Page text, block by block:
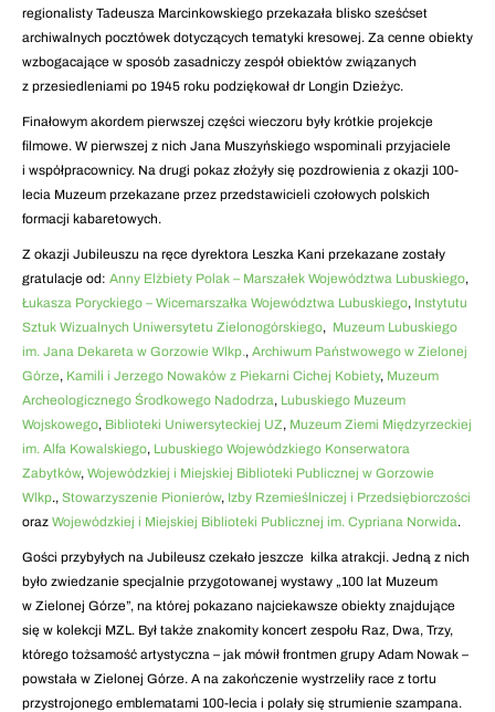
regionalisty Tadeusza Marcinkowskiego przekazała blisko sześćset
archiwalnych pocztówek dotyczących tematyki kresowej. Za cenne obiekty
wzbogacające w sposób zasadniczy zespół obiektów związanych
z przesiedleniami po 1945 roku podziękował dr Longin Dzieżyc.
Finałowym akordem pierwszej części wieczoru były krótkie projekcje
filmowe. W pierwszej z nich Jana Muszyńskiego wspominali przyjaciele
i współpracownicy. Na drugi pokaz złożyły się pozdrowienia z okazji 100-
lecia Muzeum przekazane przez przedstawicieli czołowych polskich
formacji kabaretowych.
Z okazji Jubileuszu na ręce dyrektora Leszka Kani przekazane zostały
gratulacje od: Anny Elżbiety Polak – Marszałek Województwa Lubuskiego,
Łukasza Poryckiego – Wicemarszałka Województwa Lubuskiego, Instytutu
Sztuk Wizualnych Uniwersytetu Zielonogórskiego, Muzeum Lubuskiego
im. Jana Dekareta w Gorzowie Wlkp., Archiwum Państwowego w Zielonej
Górze, Kamili i Jerzego Nowaków z Piekarni Cichej Kobiety, Muzeum
Archeologicznego Środkowego Nadodrza, Lubuskiego Muzeum
Wojskowego, Biblioteki Uniwersyteckiej UZ, Muzeum Ziemi Międzyrzeckiej
im. Alfa Kowalskiego, Lubuskiego Wojewódzkiego Konserwatora
Zabytków, Wojewódzkiej i Miejskiej Biblioteki Publicznej w Gorzowie
Wlkp., Stowarzyszenie Pionierów, Izby Rzemieślniczej i Przedsiębiorczości
oraz Wojewódzkiej i Miejskiej Biblioteki Publicznej im. Cypriana Norwida.
Gości przybyłych na Jubileusz czekało jeszcze kilka atrakcji. Jedną z nich
było zwiedzanie specjalnie przygotowanej wystawy „100 lat Muzeum
w Zielonej Górze”, na której pokazano najciekawsze obiekty znajdujące
się w kolekcji MZL. Był także znakomity koncert zespołu Raz, Dwa, Trzy,
którego tożsamość artystyczna – jak mówił frontmen grupy Adam Nowak –
powstała w Zielonej Górze. A na zakończenie wystrzeliły race z tortu
przystrojonego emblematami 100-lecia i polały się strumienie szampana.